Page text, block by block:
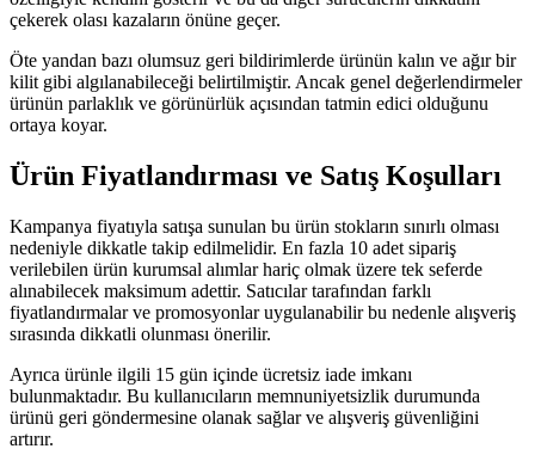
çekerek olası kazaların önüne geçer.
Öte yandan bazı olumsuz geri bildirimlerde ürünün kalın ve ağır bir
kilit gibi algılanabileceği belirtilmiştir. Ancak genel değerlendirmeler
ürünün parlaklık ve görünürlük açısından tatmin edici olduğunu
ortaya koyar.
Ürün Fiyatlandırması ve Satış Koşulları
Kampanya fiyatıyla satışa sunulan bu ürün stokların sınırlı olması
nedeniyle dikkatle takip edilmelidir. En fazla 10 adet sipariş
verilebilen ürün kurumsal alımlar hariç olmak üzere tek seferde
alınabilecek maksimum adettir. Satıcılar tarafından farklı
fiyatlandırmalar ve promosyonlar uygulanabilir bu nedenle alışveriş
sırasında dikkatli olunması önerilir.
Ayrıca ürünle ilgili 15 gün içinde ücretsiz iade imkanı
bulunmaktadır. Bu kullanıcıların memnuniyetsizlik durumunda
ürünü geri göndermesine olanak sağlar ve alışveriş güvenliğini
artırır.